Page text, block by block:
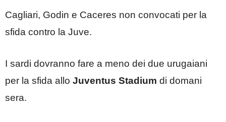
Cagliari, Godin e Caceres non convocati per la
sfida contro la Juve.
I sardi dovranno fare a meno dei due urugaiani
per la sfida allo Juventus Stadium di domani
sera.